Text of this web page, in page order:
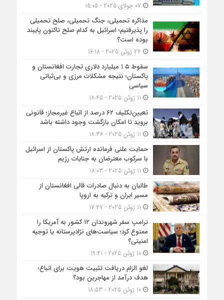
مذاکره تحمیلی، جنگ تحمیلی، صلح تحمیلی
را پذیرفتیم؛ اسرائیل به کدام صلح تاکنون پایبند
بوده است؟
سقوط ۱.۵ میلیارد دلاری تجارت افغانستان و
پاکستان؛ نتیجه مشکلات مرزی و بی‌ثباتی
سیاسی
تعیین‌تکلیف ۶۲ درصد از اتباع غیرمجاز؛ قانونی
بروید تا امکان بازگشت وجود داشته باشد
حمایت علنی فرمانده ارتش پاکستان از اسرائیل
با سرکوب معترضان به جنایات رژیم
طالبان به دنبال صادرات قالی افغانستان از
مسیر ایران و ترکیه به اروپا
ترامپ سفر شهروندان ۱۲ کشور به آمریکا را
ممنوع کرد؛ سیاست‌های نژادپرستانه یا توجیه
امنیتی؟
10 ژوئن 2025 - 19:41
لغو الزام دریافت تثبیت هویت برای اتباع؛
هدف درآمد از مهاجرین بود؟
10 ژوئن 2025 - 18:53